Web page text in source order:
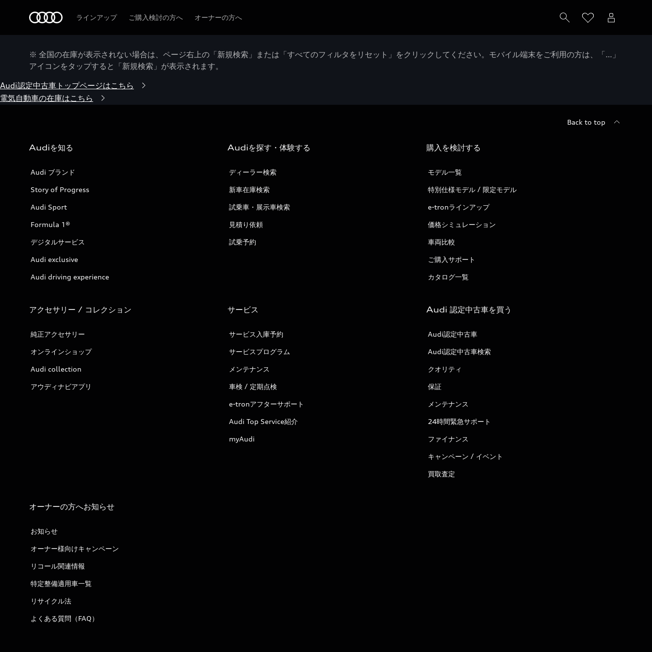
ラインアップ ご購入検討の方へ オーナーの方へ
※ 全国の在庫が表示されない場合は、ページ右上の「新規検索」または「すべてのフィルタをリセット」をクリックしてください。モバイル端末をご利用の方は、「…」
アイコンをタップすると「新規検索」が表示されます。
Audi認定中古車トップページはこちら
電気自動車の在庫はこちら
Back to top
Audiを知る
Audi ブランド
Story of Progress
Audi Sport
Formula 1®
デジタルサービス
Audi exclusive
Audi driving experience
Audiを探す・体験する
ディーラー検索
新車在庫検索
試乗車・展示車検索
見積り依頼
試乗予約
購入を検討する
モデル一覧
特別仕様モデル / 限定モデル
e-tronラインアップ
価格シミュレーション
車両比較
ご購入サポート
カタログ一覧
アクセサリー / コレクション
純正アクセサリー
オンラインショップ
Audi collection
アウディナビアプリ
サービス
サービス入庫予約
サービスプログラム
メンテナンス
車検 / 定期点検
e-tronアフターサポート
Audi Top Service紹介
myAudi
Audi 認定中古車を買う
Audi認定中古車
Audi認定中古車検索
クオリティ
保証
メンテナンス
24時間緊急サポート
ファイナンス
キャンペーン / イベント
買取査定
オーナーの方へお知らせ
お知らせ
オーナー様向けキャンペーン
リコール関連情報
特定整備適用車一覧
リサイクル法
よくある質問（FAQ）